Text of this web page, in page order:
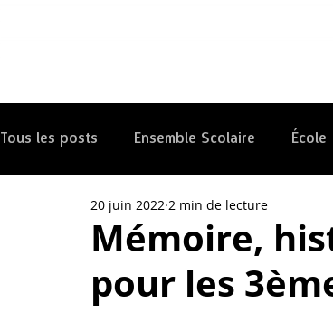
Tous les posts Ensemble Scolaire École
Mémoire,
pour les
20 juin 2022 2 min de lecture